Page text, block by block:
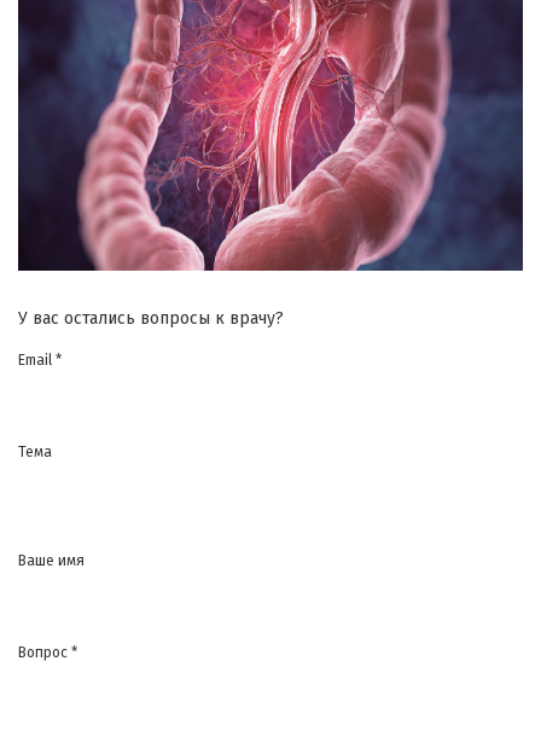
У вас остались вопросы к врачу?
Email *
Тема
Ваше имя
Вопрос *